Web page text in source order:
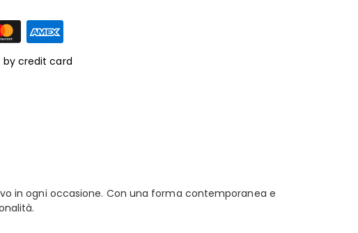
by credit card
in ogni occasione. Con una forma contemporanea e